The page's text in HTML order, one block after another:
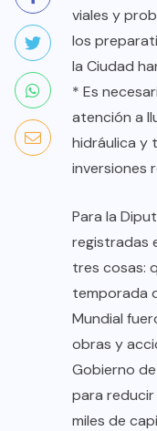
viales y
los
la Ciudad
* Es
atención a
hidráulica y
inversiones
Para la
registradas
tres cosas:
temporada
Mundial
obras y
Gobierno
para
miles de